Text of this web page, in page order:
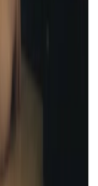
deinen PC zu
App verzichten zu